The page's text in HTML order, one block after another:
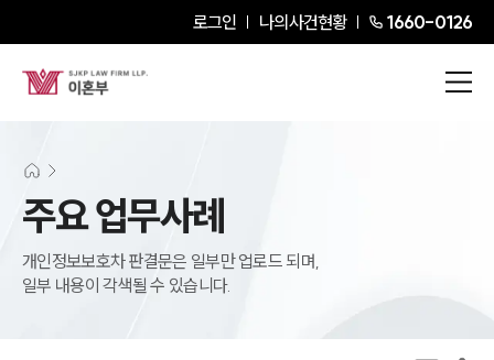
로그인 나의사건현황 1660-0126
주요 업무사례
개인정보보호차 판결문은 일부만 업로드 되며,
일부 내용이 각색될 수 있습니다.